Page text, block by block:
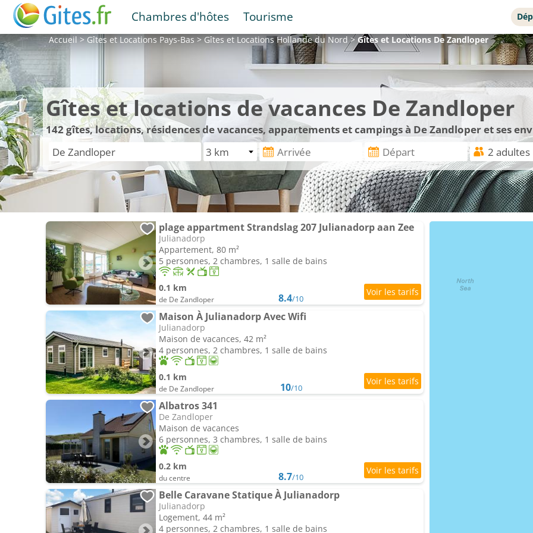
Chambres d'hôtes Tourisme
Accueil>Gîtes et LocationsPays-Bas>Gîtes et LocationsHollande du Nord>Gîtes et LocationsDe Zandloper
Gîtes et locations de vacances De Zandloper
142gîtes, locations, résidences de vacances, appartements et campings à De Zandloper et ses
plage appartment Strandslag 207 Julianadorp aan Zee
Julianadorp
Appartement, 80 m²
5 personnes, 2 chambres, 1 salle de bains
0.1 km
de De Zandloper 8.4/10
Maison À Julianadorp Avec Wifi
Julianadorp
Maison de vacances, 42 m²
4 personnes, 2 chambres, 1 salle de bains
0.1 km
de De Zandloper 10/10
Albatros 341
De Zandloper
Maison de vacances
6 personnes, 3 chambres, 1 salle de bains
0.2 km
du centre 8.7/10
Belle Caravane Statique À Julianadorp
Julianadorp
Logement, 44 m²
4 personnes, 2 chambres, 1 salle de bains